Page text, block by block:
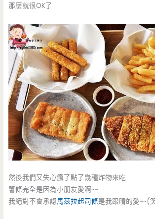
那麼就很OK了
然後我們又失心瘋了點了幾種炸物來吃
薯條完全是因為小朋友愛啊~~
我絕對不會承認馬茲拉起司條是我跟晴的愛~~(